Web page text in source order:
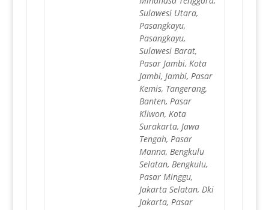
Sulawesi Utara,
Pasangkayu,
Pasangkayu,
Sulawesi Barat,
Pasar Jambi, Kota
Jambi, Jambi, Pasar
Kemis, Tangerang,
Banten, Pasar
Kliwon, Kota
Surakarta, Jawa
Tengah, Pasar
Manna, Bengkulu
Selatan, Bengkulu,
Pasar Minggu,
Jakarta Selatan, Dki
Jakarta, Pasar